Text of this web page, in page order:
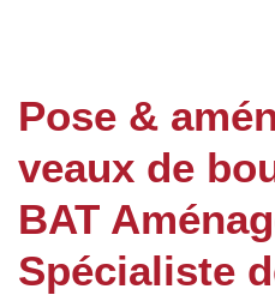
Pose &
veaux de
BAT
Spécialiste